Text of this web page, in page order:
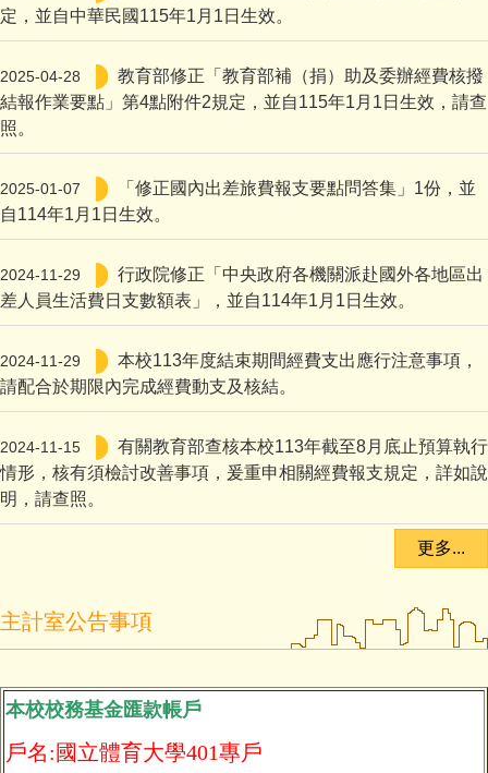
定，並自中華民國115年1月1日生效。
2025-04-28
教育部修正「教育部補（捐）助及委辦經費核撥
結報作業要點」第4點附件2規定，並自115年1月1日生效，請查
照。
2025-01-07
「修正國內出差旅費報支要點問答集」1份，並
自114年1月1日生效。
2024-11-29
行政院修正「中央政府各機關派赴國外各地區出
差人員生活費日支數額表」，並自114年1月1日生效。
2024-11-29
本校113年度結束期間經費支出應行注意事項，
請配合於期限內完成經費動支及核結。
2024-11-15
有關教育部查核本校113年截至8月底止預算執行
情形，核有須檢討改善事項，爰重申相關經費報支規定，詳如說
明，請查照。
更多...
主計室公告事項
本校校務基金匯款帳戶
戶名:國立體育大學401專戶